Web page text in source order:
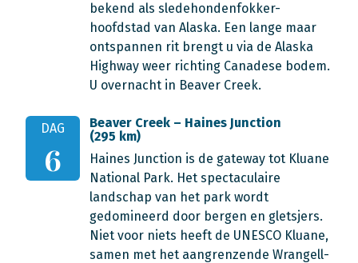
bekend als sledehondenfokker-
hoofdstad van Alaska. Een lange maar
ontspannen rit brengt u via de Alaska
Highway weer richting Canadese bodem.
U overnacht in Beaver Creek.
DAG
6
Beaver Creek – Haines Junction
(295 km)
Haines Junction is de gateway tot Kluane
National Park. Het spectaculaire
landschap van het park wordt
gedomineerd door bergen en gletsjers.
Niet voor niets heeft de UNESCO Kluane,
samen met het aangrenzende Wrangell-